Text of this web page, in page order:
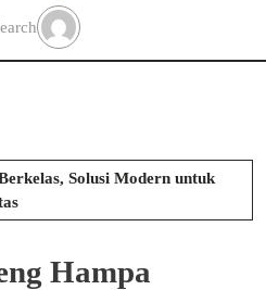
Solusi Modern untuk
Hampa